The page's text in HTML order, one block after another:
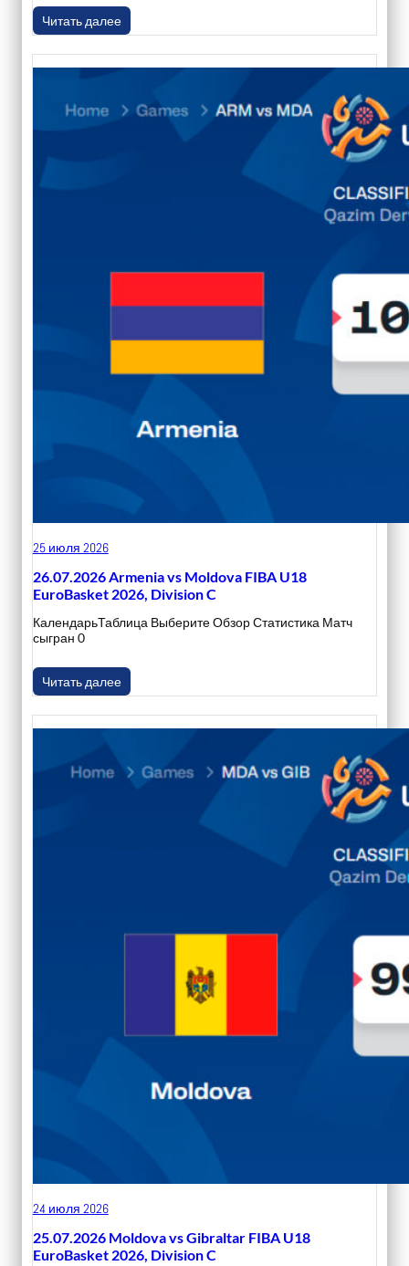
Читать далее
25 июля 2026
26.07.2026 Armenia vs Moldova FIBA U18
EuroBasket 2026, Division C
КалендарьТаблица Выберите Обзор Статистика Матч
сыгран 0
Читать далее
24 июля 2026
25.07.2026 Moldova vs Gibraltar FIBA U18
EuroBasket 2026, Division C